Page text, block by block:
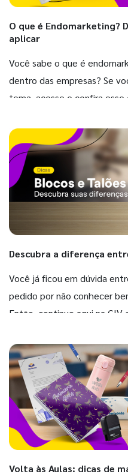
O que é Endomarketing?
aplicar
Você sabe o que é
dentro das empresas? Se
tema, acesse e confira
Descubra a diferença
Você já ficou em dúvida
pedido por não conhecer
Então, continue aqui na GIV
Volta às Aulas: dicas de